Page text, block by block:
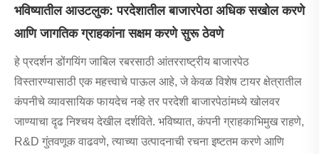
भविष्यातील आउटलुक: परदेशातील बाजारपेठा अधिक सखोल करणे
आणि जागतिक ग्राहकांना सक्षम करणे सुरू ठेवणे
हे प्रदर्शन डोंगयिंग जाबिल रबरसाठी आंतरराष्ट्रीय बाजारपेठ
विस्तारण्यासाठी एक महत्त्वाचे पाऊल आहे, जे केवळ विशेष टायर क्षेत्रातील
कंपनीचे व्यावसायिक फायदेच नव्हे तर परदेशी बाजारपेठांमध्ये खोलवर
जाण्याचा दृढ निश्चय देखील दर्शविते. भविष्यात, कंपनी ग्राहकाभिमुख राहणे,
R&D गुंतवणूक वाढवणे, त्याच्या उत्पादनाची रचना इष्टतम करणे आणि